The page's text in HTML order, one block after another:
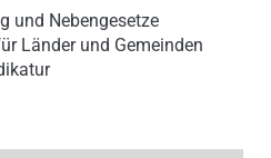
und Nebengesetze
Länder und Gemeinden